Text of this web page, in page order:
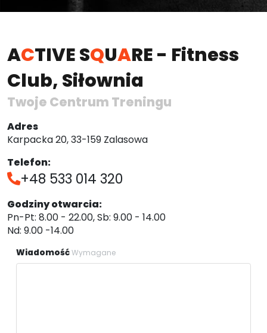
ACTIVE SQUARE - Fitness
Club, Siłownia
Twoje Centrum Treningu
Adres
Karpacka 20, 33-159 Zalasowa
Telefon:
+48 533 014 320
Godziny otwarcia:
Pn-Pt: 8.00 - 22.00, Sb: 9.00 - 14.00
Nd: 9.00 -14.00
WiadomośćWymagane